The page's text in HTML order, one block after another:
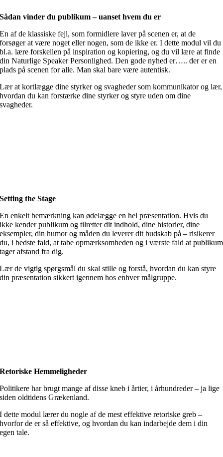
Sådan vinder du publikum – uanset hvem du er
En af de klassiske fejl, som formidlere laver på scenen er, at de
forsøger at være noget eller nogen, som de ikke er. I dette modul vil du
bl.a. lære forskellen på inspiration og kopiering, og du vil lære at finde
din Naturlige Speaker Personlighed. Den gode nyhed er….. der er en
plads på scenen for alle. Man skal bare være autentisk.
Lær at kortlægge dine styrker og svagheder som kommunikator og lær,
hvordan du kan forstærke dine styrker og styre uden om dine
svagheder.
Setting the Stage
En enkelt bemærkning kan ødelægge en hel præsentation. Hvis du
ikke kender publikum og tilretter dit indhold, dine historier, dine
eksempler, din humor og måden du leverer dit budskab på – risikerer
du, i bedste fald, at tabe opmærksomheden og i værste fald at publikum
tager afstand fra dig.
Lær de vigtig spørgsmål du skal stille og forstå, hvordan du kan styre
din præsentation sikkert igennem hos enhver målgruppe.
Retoriske Hemmeligheder
Politikere har brugt mange af disse kneb i årtier, i århundreder – ja lige
siden oldtidens Grækenland.
I dette modul lærer du nogle af de mest effektive retoriske greb –
hvorfor de er så effektive, og hvordan du kan indarbejde dem i din
egen tale.